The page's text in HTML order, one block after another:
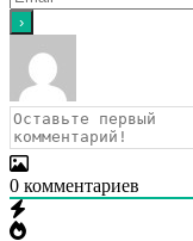
0 комментариев